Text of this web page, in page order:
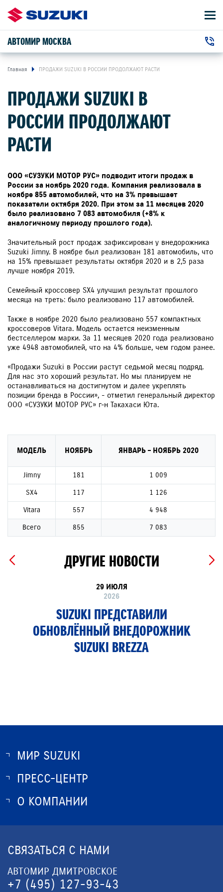
АВТОМИР МОСКВА
г. Москва, Дмитровское шоссе, 98с1 +7 (495) 127-93-43
г. Москва, Иркутская улица, 5/6с1
АВТОМОБИЛИ
ВЛАДЕЛЬЦАМ
О КОМПАНИИ
КОНТАКТЫ
НОВОСТИ
ЗАКАЗАТЬ ЗВОНОК
Главная ПРОДАЖИ SUZUKI В РОССИИ ПРОДОЛЖАЮТ РАСТИ
ПРОДАЖИ SUZUKI В
РОССИИ ПРОДОЛЖАЮТ
РАСТИ
ООО «СУЗУКИ МОТОР РУС» подводит итоги продаж в
России за ноябрь 2020 года. Компания реализовала в
ноябре 855 автомобилей, что на 3% превышает
показатели октября 2020. При этом за 11 месяцев 2020
было реализовано 7 083 автомобиля (+8% к
аналогичному периоду прошлого года).
Значительный рост продаж зафиксирован у внедорожника
Suzuki Jimny. В ноябре был реализован 181 автомобиль, что
на 15% превышает результаты октября 2020 и в 2,5 раза
лучше ноября 2019.
Семейный кроссовер SX4 улучшил результат прошлого
месяца на треть: было реализовано 117 автомобилей.
Также в ноябре 2020 было реализовано 557 компактных
кроссоверов Vitara. Модель остается неизменным
бестселлером марки. За 11 месяцев 2020 года реализовано
уже 4 948 автомобилей, что на 4% больше, чем годом ранее.
«Продажи Suzuki в России растут седьмой месяц подряд.
Для нас это хороший результат. Но мы планируем не
останавливаться на достигнутом и далее укреплять
позиции бренда в России», - отметил генеральный директор
ООО «СУЗУКИ МОТОР РУС» г-н Такахаси Юта.
МОДЕЛЬ НОЯБРЬ ЯНВАРЬ – НОЯБРЬ 2020
Jimny 181 1 009
SX4 117 1 126
Vitara 557 4 948
Всего 855 7 083
ДРУГИЕ НОВОСТИ
29 ИЮЛЯ
2026
SUZUKI ПРЕДСТАВИЛИ
ОБНОВЛЁННЫЙ ВНЕДОРОЖНИК
SUZUKI BREZZA
МИР SUZUKI
О SUZUKI
ОПТОВЫЕ ПРОДАЖИ ЗАПЧАСТЕЙ
ПРЕСС-ЦЕНТР
НОВОСТИ
О КОМПАНИИ
ЮРИДИЧЕСКАЯ ИНФОРМАЦИЯ
СВЯЗАТЬСЯ С НАМИ
АВТОМИР ДМИТРОВСКОЕ
+7 (495) 127-93-43